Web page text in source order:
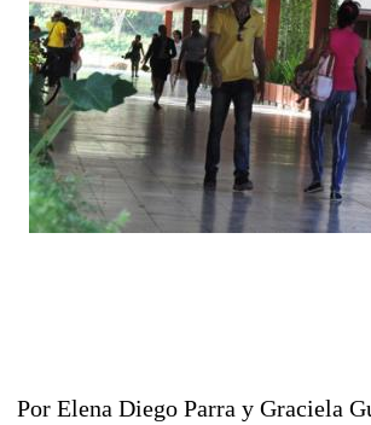
Por Elena Diego Parra y Graciela